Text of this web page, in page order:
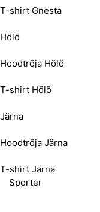
T-shirt Gnesta
Hölö
Hoodtröja Hölö
T-shirt Hölö
Järna
Hoodtröja Järna
T-shirt Järna
Sporter